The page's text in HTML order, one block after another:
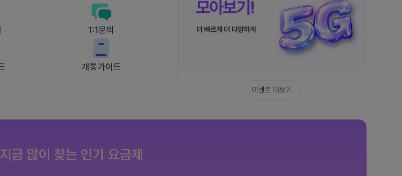
1:1문의
개통가이드
이벤트 더보기
지금 많이 찾는 인기 요금제